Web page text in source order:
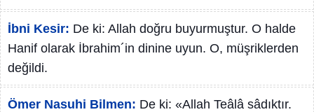
İbni Kesir: De ki: Allah doğru buyurmuştur. O halde
Hanif olarak İbrahim´in dinine uyun. O, müşriklerden
değildi.
Ömer Nasuhi Bilmen: De ki: «Allah Teâlâ sâdıktır.